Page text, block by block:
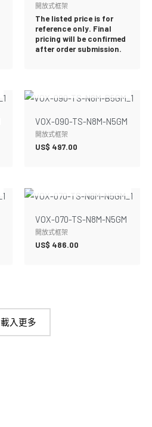
開放式框架
The listed price is for
reference only. Final
pricing will be confirmed
after order submission.
VOX-090-TS-N8M-N5GM
開放式框架
US$ 497.00
VOX-070-TS-N8M-N5GM
開放式框架
US$ 486.00
載入更多